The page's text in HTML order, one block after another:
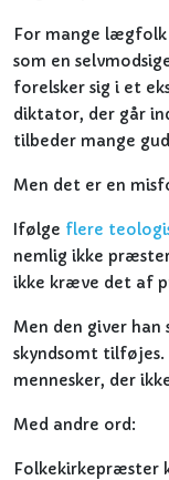
For mange
som en
forelsker sig i et
diktator, der går
tilbeder mange
Men det er en
Ifølge flere
nemlig ikke
ikke kræve det af
Men den giver
skyndsomt
mennesker, der
Med andre ord:
Folkekirkepræster